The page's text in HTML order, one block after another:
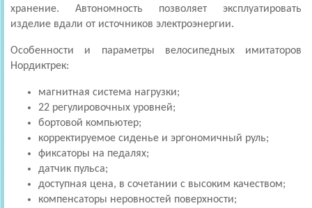
хранение. Автономность позволяет эксплуатировать
изделие вдали от источников электроэнергии.
Особенности и параметры велосипедных имитаторов
Нордиктрек:
магнитная система нагрузки;
22 регулировочных уровней;
бортовой компьютер;
корректируемое сиденье и эргономичный руль;
фиксаторы на педалях;
датчик пульса;
доступная цена, в сочетании с высоким качеством;
компенсаторы неровностей поверхности;